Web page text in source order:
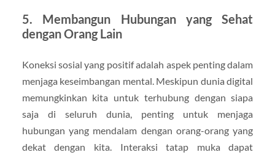
5. Membangun Hubungan yang Sehat
dengan Orang Lain
Koneksi sosial yang positif adalah aspek penting dalam
menjaga keseimbangan mental. Meskipun dunia digital
memungkinkan kita untuk terhubung dengan siapa
saja di seluruh dunia, penting untuk menjaga
hubungan yang mendalam dengan orang-orang yang
dekat dengan kita. Interaksi tatap muka dapat